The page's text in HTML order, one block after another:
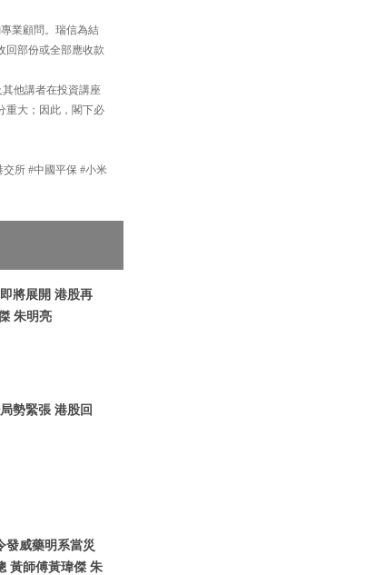
業顧問。瑞信為結
回部份或全部應收款
他講者在投資講座
重大；因此，閣下必
所 #中國平保 #小米
將展開 港股再
朱明亮
勢緊張 港股回
發威藥明系當災
黃師傅黃瑋傑 朱